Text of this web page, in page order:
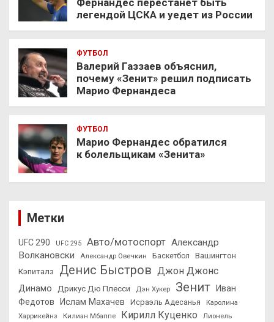
Фернандес перестанет быть
легендой ЦСКА и уедет из России
ФУТБОЛ
Валерий Газзаев объяснил,
почему «Зенит» решил подписать
Марио Фернандеса
ФУТБОЛ
Марио Фернандес обратился
к болельщикам «Зенита»
Метки
UFC 290 UFC 295 Авто/мотоспорт Александр
Волкановски
Александр Овечкин Баскетбол
Вашингтон
Кэпиталз
Денис Быстров Джон Джонс
Динамо Дрикус Дю Плесси Дэн Хукер Зенит
Иван
Федотов
Ислам Махачев Исраэль Адесанья
Каролина
Харрикейнз
Килиан Мбаппе Кирилл Куценко
Лионель